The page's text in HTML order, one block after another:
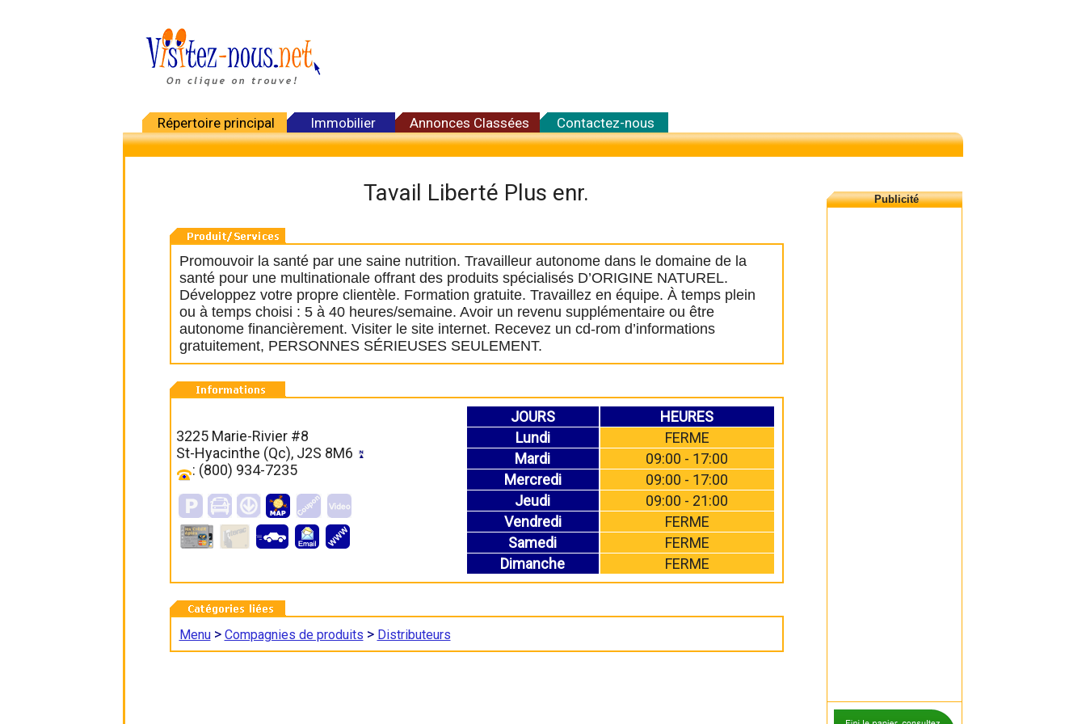
Répertoire principal Immobilier Annonces Classées Contactez-nous
Tavail Liberté Plus enr.
Promouvoir la santé par une saine nutrition. Travailleur autonome dans le domaine de la
santé pour une multinationale offrant des produits spécialisés D’ORIGINE NATUREL.
Développez votre propre clientèle. Formation gratuite. Travaillez en équipe. À temps plein
ou à temps choisi : 5 à 40 heures/semaine. Avoir un revenu supplémentaire ou être
autonome financièrement. Visiter le site internet. Recevez un cd-rom d’informations
gratuitement, PERSONNES SÉRIEUSES SEULEMENT.
3225 Marie-Rivier #8
St-Hyacinthe (Qc), J2S 8M6
: (800) 934-7235
JOURS
Lundi
Mardi
Mercredi
Jeudi
Vendredi
Samedi
Dimanche
HEURES
FERME
09:00 - 17:00
09:00 - 17:00
09:00 - 21:00
FERME
FERME
FERME
Menu> Compagnies de produits > Distributeurs
Publicité